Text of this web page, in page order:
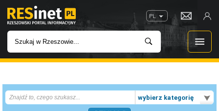
PL
INWESTYCJE wybierz kategorię